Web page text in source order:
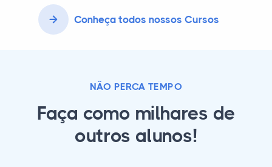
Conheça todos nossos Cursos
NÃO PERCA TEMPO
Faça como milhares de
outros alunos!